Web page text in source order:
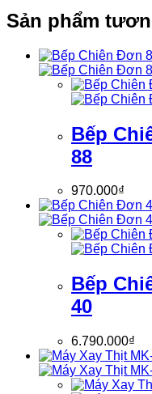
Sản phẩm
Bếp
88
970.000₫
Bếp
40
6.790.000₫